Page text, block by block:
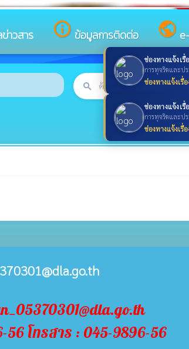
ช่องทางแจ้งเรื่
การทุจริตและป
ช่องทางแจ้งเรื่
ช่องทางแจ้งเรื่
การทุจริตและป
ช่องทางแจ้งเรื่
าวสาร info_outline ข้อมูลการติดต่อ public
search
56 โทรสาร : 045-9896-56